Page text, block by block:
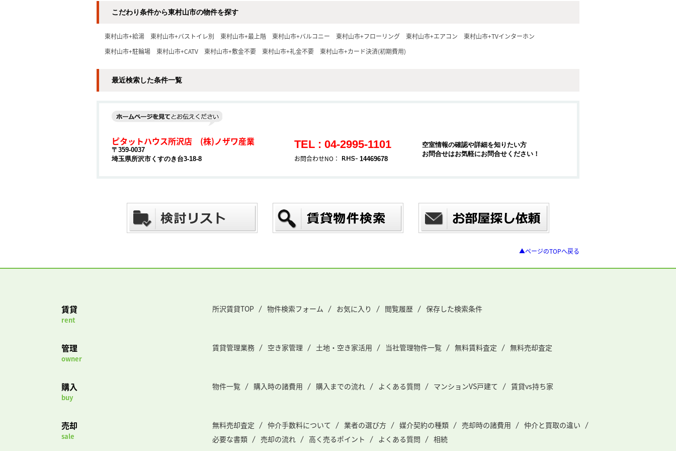
こだわり条件から東村山市の物件を探す
東村山市+給湯 東村山市+バストイレ別 東村山市+最上階 東村山市+バルコニー 東村山市+フローリング 東村山市+エアコン
東村山市+TVインターホン
東村山市+駐輪場
東村山市+CATV 東村山市+敷金不要 東村山市+礼金不要 東村山市+カード決済(初期費用)
最近検索した条件一覧
ピタットハウス所沢店 (株)ノザワ産業
〒359-0037
埼玉県所沢市くすのき台3-18-8
TEL : 04-2995-1101
お問合わせNO： 14469678
空室情報の確認や詳細を知りたい方
お問合せはお気軽にお問合せください！
▲ページのTOPへ戻る
賃貸
rent
所沢賃貸TOP 物件検索フォーム お気に入り 閲覧履歴 保存した検索条件
管理
owner
賃貸管理業務 空き家管理 土地・空き家活用 当社管理物件一覧 無料賃料査定 無料売却査定
購入
buy
物件一覧 購入時の諸費用 購入までの流れ よくある質問 マンションVS戸建て 賃貸vs持ち家
売却
sale
無料売却査定 仲介手数料について 業者の選び方 媒介契約の種類 売却時の諸費用
仲介と買取の違い
必要な書類
売却の流れ 高く売るポイント よくある質問 相続